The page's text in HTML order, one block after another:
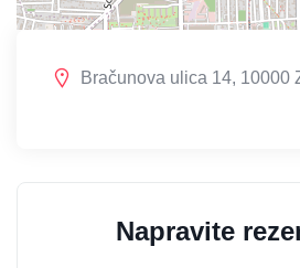
Bračunova ulica 14, 10000
Napravite